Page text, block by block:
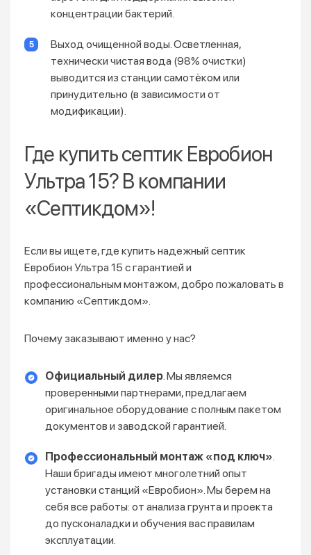
концентрации бактерий.
Выход очищенной воды. Осветленная,
технически чистая вода (98% очистки)
выводится из станции самотёком или
принудительно (в зависимости от
модификации).
Где купить септик Евробион
Ультра 15? В компании
«Септикдом»!
Если вы ищете, где купить надежный септик
Евробион Ультра 15 с гарантией и
профессиональным монтажом, добро пожаловать в
компанию «Септикдом».
Почему заказывают именно у нас?
Официальный дилер. Мы являемся
проверенными партнерами, предлагаем
оригинальное оборудование с полным пакетом
документов и заводской гарантией.
Профессиональный монтаж «под ключ».
Наши бригады имеют многолетний опыт
установки станций «Евробион». Мы берем на
себя все работы: от анализа грунта и проекта
до пусконаладки и обучения вас правилам
эксплуатации.